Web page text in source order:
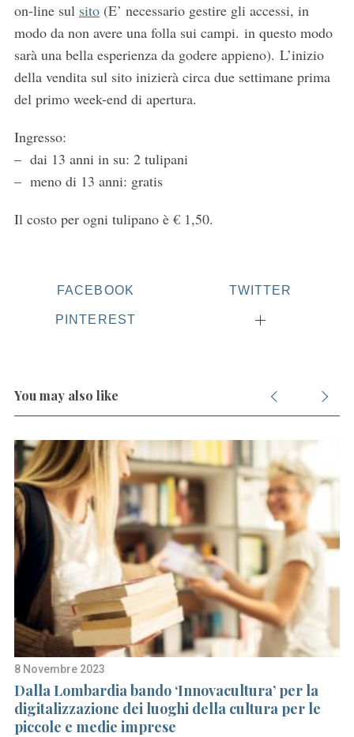
on-line sul sito(E’ necessario gestire gli accessi, in
modo da non avere una folla sui campi. in questo modo
sarà una bella esperienza da godere appieno). L’inizio
della vendita sul sito inizierà circa due settimane prima
del primo week-end di apertura.
Ingresso:
– dai 13 anni in su: 2 tulipani
– meno di 13 anni: gratis
Il costo per ogni tulipano è € 1,50.
FACEBOOK TWITTER
PINTEREST
You may also like
8 Novembre 2023
Dalla Lombardia bando ‘Innovacultura’ per la
digitalizzazione dei luoghi della cultura per le
piccole e medie imprese
e
a
r
c
h
f
o
r
: